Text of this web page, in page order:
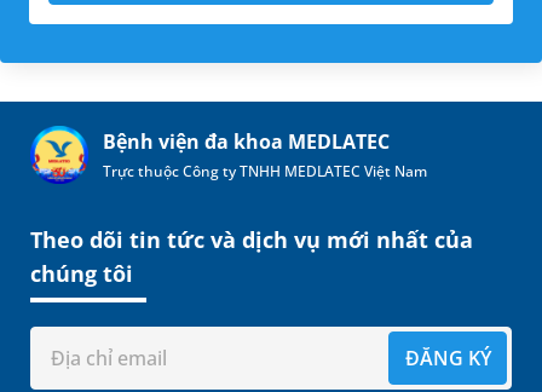
Bệnh viện đa khoa MEDLATEC
Trực thuộc Công ty TNHH MEDLATEC Việt Nam
Theo dõi tin tức và dịch vụ mới nhất của
chúng tôi
ĐĂNG KÝ